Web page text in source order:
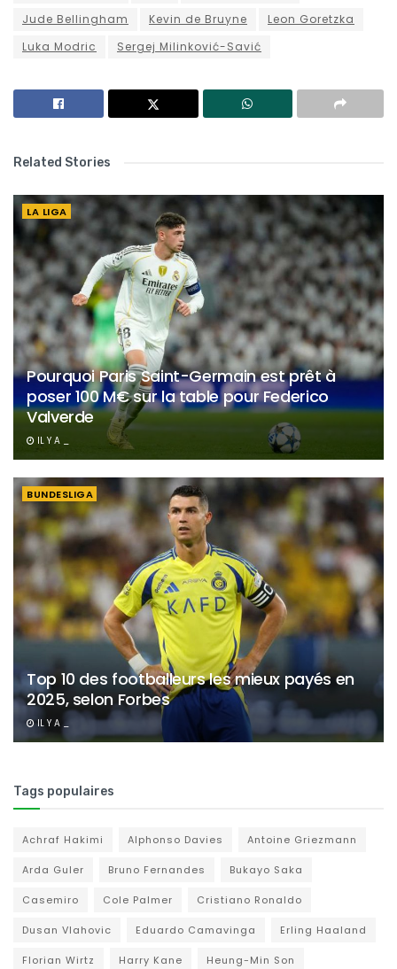
Jude Bellingham
Kevin de Bruyne
Leon Goretzka
Luka Modric
Sergej Milinković-Savić
Related Stories
LA LIGA
Pourquoi Paris Saint-Germain est prêt à
poser 100 M€ sur la table pour Federico
Valverde
IL Y A _
BUNDESLIGA
Top 10 des footballeurs les mieux payés en
2025, selon Forbes
IL Y A _
Tags populaires
Achraf Hakimi Alphonso Davies Antoine Griezmann
Arda Guler Bruno Fernandes Bukayo Saka
Casemiro Cole Palmer Cristiano Ronaldo
Dusan Vlahovic Eduardo Camavinga Erling Haaland
Florian Wirtz Harry Kane Heung-Min Son